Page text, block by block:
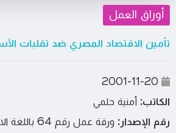
أوراق العمل
تأمين الاقتصاد المصري ضد تقلبات
الكاتب: أمنية حلمي
رقم الإصدار: ورقة عمل رقم 64 باللغة الانجليزية